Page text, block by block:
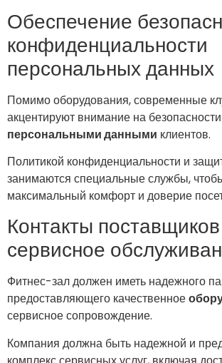
Обеспечение
конфиденциальности
персональных данных
Помимо оборудования, современные
акцентируют внимание на
персональными данными клиентов.
Политикой конфиденциальности и
занимаются специальные службы,
максимальный комфорт и доверие
Контакты
сервисное
Фитнес-зал должен иметь надежного
предоставляющего качественное
сервисное сопровождение.
Компания должна быть надежной и